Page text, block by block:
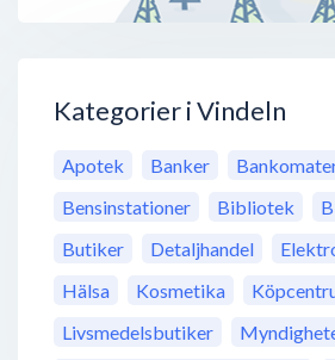
Kategorier i Vindeln
Apotek Banker
Bensinstationer
Bibliotek
Butiker
Detaljhandel
Hälsa
Kosmetika
Livsmedelsbutiker